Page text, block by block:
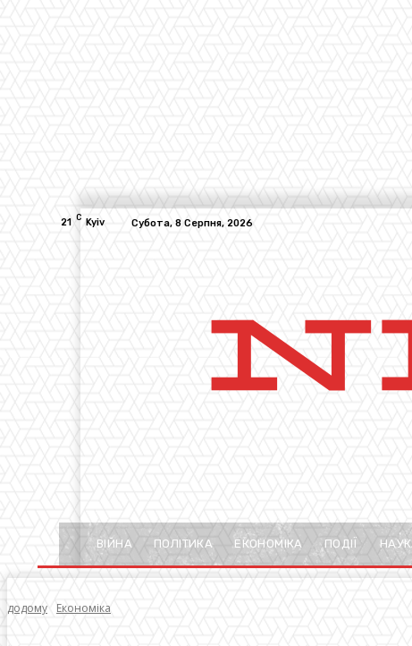
21 C Kyiv Субота, 8 Серпня, 2026
ВІЙНА ПОЛІТИКА ЕКОНОМІКА ПОДІЇ
додому Економіка